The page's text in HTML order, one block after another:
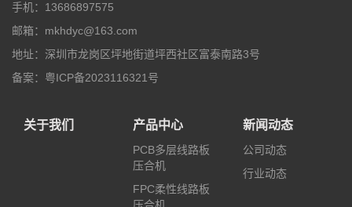
手机：13686897575
邮箱：mkhdyc@163.com
地址：深圳市龙岗区坪地街道坪西社区富泰南路3号
备案： 粤ICP备2023116321号
关于我们 产品中心
PCB多层线路板
压合机
FPC柔性线路板
新闻动态
公司动态
行业动态